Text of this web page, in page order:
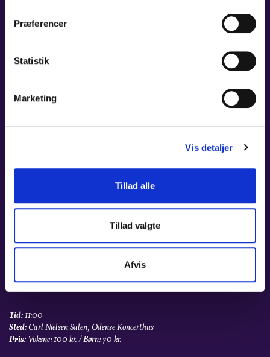
Præferencer
Statistik
Marketing
Vis detaljer
Tillad alle
Tillad valgte
Afvis
OS’ 80-ÅRS FØDSELSDAGS­
Pris:150 kr. / Stud. og unge t/m 29 år: 115 kr.
24. OKT 2026 - 24. OKT 2026
BAMSEKONCERT - EFTERÅR
Tid:11:00
Sted:Carl Nielsen Salen, Odense Koncerthus
Pris: Voksne: 100 kr. / Børn: 70 kr.